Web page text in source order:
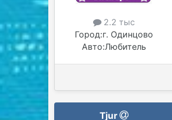
2.2 тыс
Город:г. Одинцово
Авто:Любитель
Tjur